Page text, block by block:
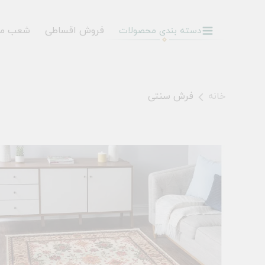
دسته بندی محصولات فروش اقساطی شعب
خانه فرش سنتی